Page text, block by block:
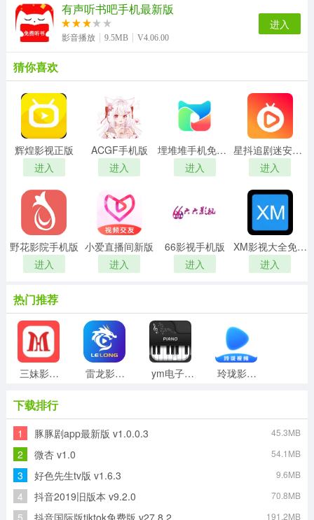
有声听书吧手机最新版
影音播放 9.5MB V4.06.00
进入
猜你喜欢
辉煌影视正版
进入
ACGF手机版
进入
埋堆堆手机免费版
进入
星抖追剧迷安卓官方版
进入
野花影院手机版
进入
小爱直播间新版
进入
66影视手机版
进入
XM影视大全免费版
进入
热门推荐
三妹影院最新免费版 雷龙影视手机最新版 ym电子钢琴安卓版 玲珑影视最新免费版
niconico通用版 久久影音无广告版
淘淘象影视通用版 八度影院手机版
下载排行
1 豚豚剧app最新版 v1.0.0.3 45.3MB
2 微杏 v1.0 54.1MB
3 好色先生tv版 v1.6.3 9.6MB
4 抖音2019旧版本 v9.2.0 70.8MB
191.2MB